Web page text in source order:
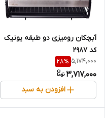
آبچکان رومیزی دو طبقه یونیک
کد 2987
5,174,000
28%
3,717,000
افزودن به سبد